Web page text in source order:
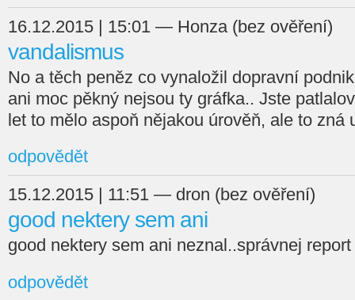
16.12.2015 | 15:01 — Honza (bez ověření)
vandalismus
No a těch peněz co vynaložil dopravní
ani moc pěkný nejsou ty gráfka.. Jste
let to mělo aspoň nějakou úrověň, ale to zná
odpovědět
15.12.2015 | 11:51 — dron (bez ověření)
good nektery sem ani
good nektery sem ani neznal..správnej
odpovědět